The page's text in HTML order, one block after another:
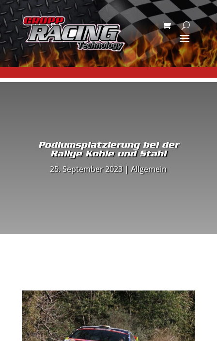
Podiumsplatzierung bei der
Rallye Kohle und Stahl
25. September 2023|Allgemein